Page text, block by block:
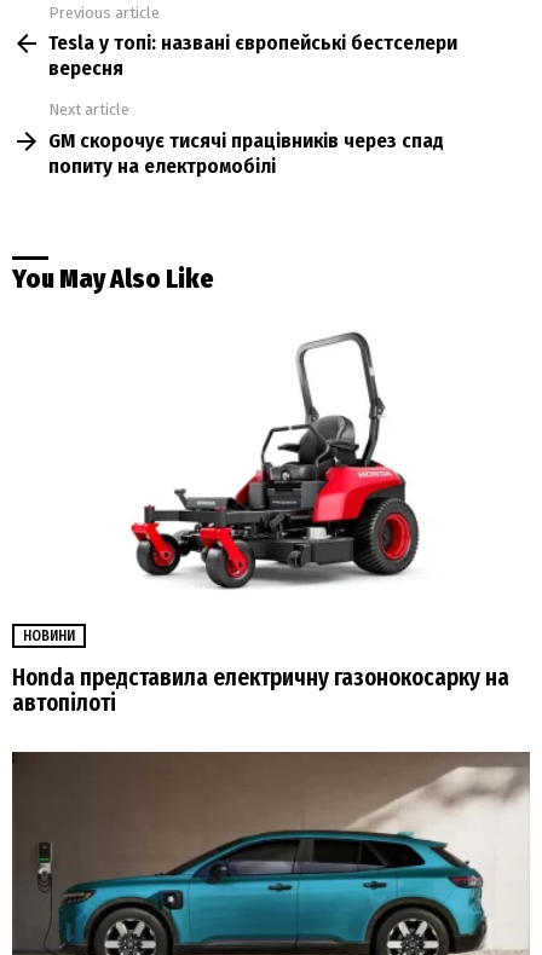
more
Previous article
Tesla у топі: названі європейські бестселери
вересня
Next article
GM скорочує тисячі працівників через спад
попиту на електромобілі
You May Also Like
НОВИНИ
Honda представила електричну газонокосарку на
автопілоті